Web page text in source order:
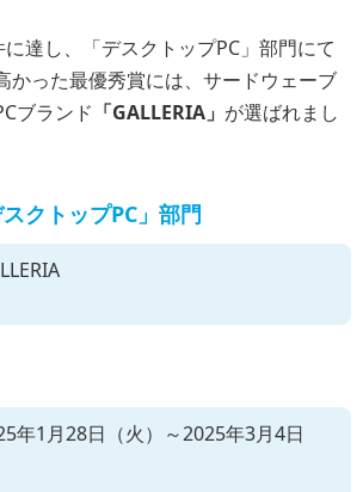
達し、「デスクトップPC」部門にて
かった最優秀賞には、サードウェーブ
ブランド 「GALLERIA」 が選ばれまし
クトップPC」部門
年1月28日（火）～2025年3月4日